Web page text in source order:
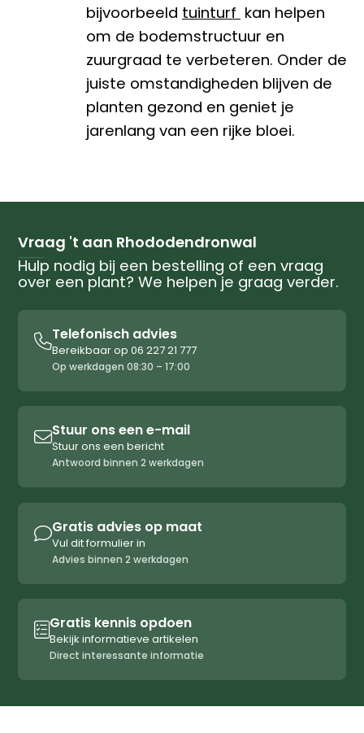
bijvoorbeeld tuinturf kan helpen
om de bodemstructuur en
zuurgraad te verbeteren. Onder de
juiste omstandigheden blijven de
planten gezond en geniet je
jarenlang van een rijke bloei.
Vraag 't aan Rhododendronwal
Hulp nodig bij een bestelling of een vraag
over een plant? We helpen je graag verder.
Telefonisch advies
Bereikbaar op 06 227 21 777
Op werkdagen 08:30 – 17:00
Stuur ons een e-mail
Stuur ons een bericht
Antwoord binnen 2 werkdagen
Gratis advies op maat
Vul dit formulier in
Advies binnen 2 werkdagen
Gratis kennis opdoen
Bekijk informatieve artikelen
Direct interessante informatie